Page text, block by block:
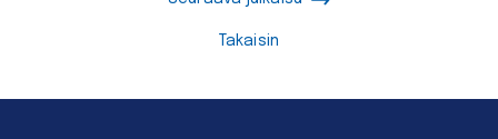
Takaisin